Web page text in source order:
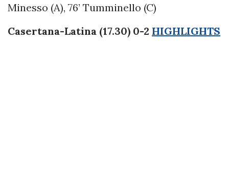
Minesso (A), 76’ Tumminello (C)
Casertana-Latina (17.30) 0-2 HIGHLIGHTS